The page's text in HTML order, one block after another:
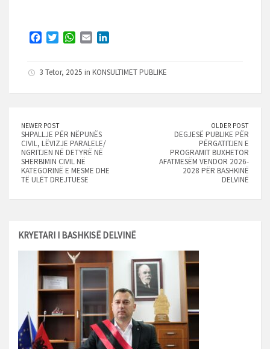
e
k
t
W
t
i
k
3 Tetor, 2025 in KONSULTIMET PUBLIKE
NEWER POST
SHPALLJE PËR NËPUNËS
CIVIL, LËVIZJE PARALELE/
NGRITJEN NË DETYRË NË
SHERBIMIN CIVIL NË
KATEGORINË E MESME DHE
TË ULËT DREJTUESE
OLDER POST
DEGJESË PUBLIKE PËR
PËRGATITJEN E
PROGRAMIT BUXHETOR
AFATMESËM VENDOR 2026-
2028 PËR BASHKINË
DELVINË
KRYETARI I BASHKISË DELVINË